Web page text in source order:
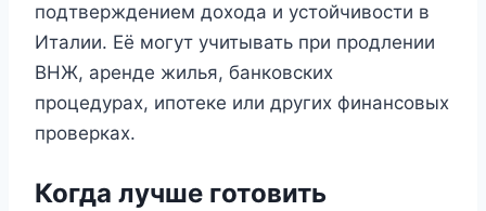
подтверждением дохода и устойчивости в
Италии. Её могут учитывать при продлении
ВНЖ, аренде жилья, банковских
процедурах, ипотеке или других финансовых
проверках.
Когда лучше готовить